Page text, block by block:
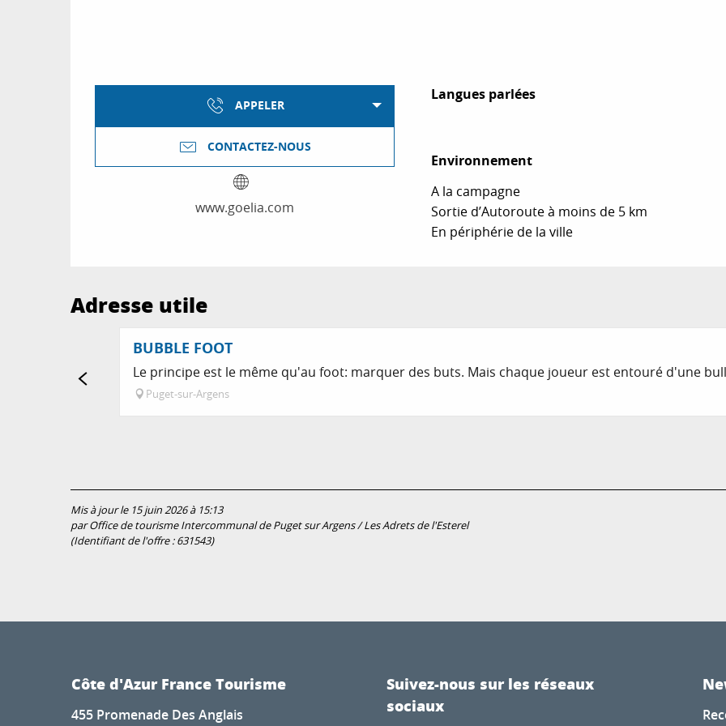
APPELER
CONTACTEZ-NOUS
www.goelia.com
Langues parlées
Langues parlées
Environnement
Environnement
A la campagne
Sortie d’Autoroute à moins de 5 km
En périphérie de la ville
Adresse utile
BUBBLE FOOT
Le principe est le même qu'au foot: marquer des buts. Mais chaque joueur est entouré d'une
Puget-sur-Argens
Mis à jour le 15 juin 2026 à 15:13
par Office de tourisme Intercommunal de Puget sur Argens / Les Adrets de l'Esterel
(Identifiant de l'offre :631543)
Côte d'Azur France Tourisme
455 Promenade Des Anglais
Suivez-nous sur les réseaux
sociaux